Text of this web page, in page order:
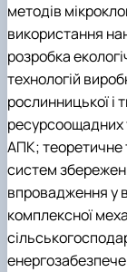
методів
використання
розробка
технологій
рослинницької і
ресурсоощадних
АПК; теоретичне
систем
впровадження у
комплексної